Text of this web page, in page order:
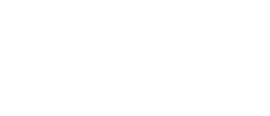
unserer
diese Informationen
Nutzung der